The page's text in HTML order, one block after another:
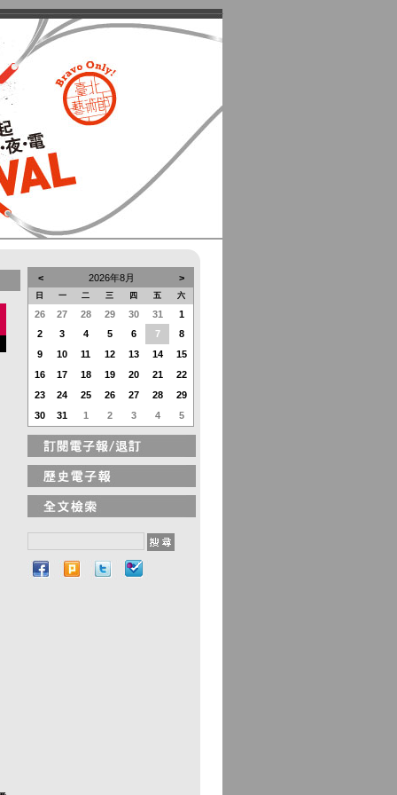
< 2026年8月 >
日 一 二 三 四 五 六
26 27 28 29 30 31
1
2
3 4 5 6 7
8
9
10 11 12 13 14
15
16
17 18 19 20 21
22
23
24 25 26 27 28
29
30
31 1 2 3 4 5